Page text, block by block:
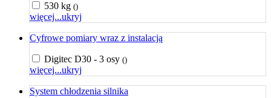
530 kg ()
więcej...ukryj
Cyfrowe pomiary wraz z instalacją
Digitec D30 - 3 osy ()
więcej...ukryj
System chłodzenia silnika